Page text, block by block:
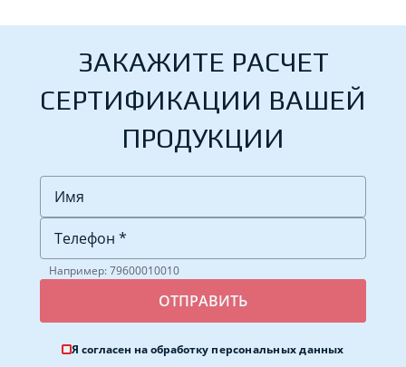
ЗАКАЖИТЕ РАСЧЕТ
СЕРТИФИКАЦИИ ВАШЕЙ
ПРОДУКЦИИ
Например: 79600010010
Я согласен на обработку персональных данных